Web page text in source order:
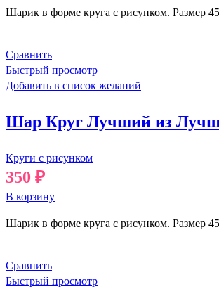
Шарик в форме круга с рисунком. Размер
Сравнить
Быстрый просмотр
Добавить в список желаний
Шар Круг Лучший из
Круги с рисунком
350 ₽
В корзину
Шарик в форме круга с рисунком. Размер
Сравнить
Быстрый просмотр